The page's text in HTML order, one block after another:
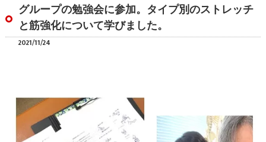
グループの勉強会に参加。タイプ別のストレッチ
と筋強化について学びました。
2021/11/24